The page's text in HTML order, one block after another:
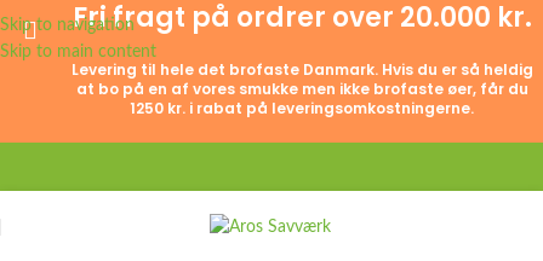
Skip to navigation
Skip to main content
Fri fragt på ordrer over 20.000 kr.
Levering til hele det brofaste Danmark. Hvis du er så heldig
at bo på en af vores smukke men ikke brofaste øer, får du
1250 kr. i rabat på leveringsomkostningerne.